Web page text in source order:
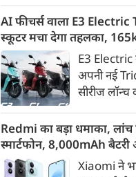
समयसीमा
कर दी गई है।
अहमद के
किस्मत की
जिस झांसी
अतीक के
असद की सांसें
अब उसके
सड़क
AI फीचर्स वाला E3 Electric
स्कूटर मचा देगा तहलका,
साल की बैटरी वारंटी, कीमत
हैरान
E3 Electric
अपनी नई
सीरीज
पेश किया है।
कीमत 99,999 रुपए (एक्स-शोरूम,
बेंगलुरु) रखी
Redmi का बड़ा धमाका, लांच
स्मार्टफोन, 8,000mAh
Xiaomi ने